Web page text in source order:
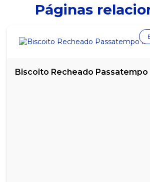
Páginas
Biscoito Recheado Passatempo